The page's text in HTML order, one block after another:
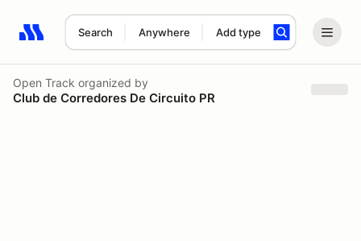
Search Anywhere Add type
Search results: No search term
Open Track organized by
Club de Corredores De Circuito PR